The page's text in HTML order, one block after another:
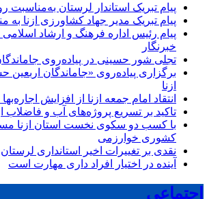
پیام تبریک استاندار لرستان به‌مناسبت
پیام تبریک مدیر جهاد کشاورزی ازنا به
پیام رئیس اداره فرهنگ و ارشاد اسلامی
خبرنگار
تجلی شور حسینی در پیاده‌روی
برگزاری پیاده‌روی «جاماندگان
ازنا
انتقاد امام جمعه ازنا از افزایش اجاره‌بها
تاکید بر تسریع پروژه‌های آب و فاضلاب
با کسب دو سکوی نخست استان ازنا
کشوری خوارزمی
نقدی بر تغییرات اخیر استانداری لرستان
آینده در اختیار افراد داری مهارت است
اجتماعی